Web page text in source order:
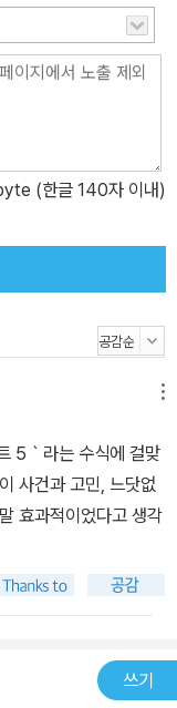
인물들의 말과 행동
다른 경험이 될 것이
부 소속이다. 맷은 경
진다. 같은 레슬링부
마땅하게 여기고, 맷과
관계가 수상하다는
때문에 괴로워하는
한다. 그것은 보란 듯
고 알려진’ 멜라니와 사
시, 확인되지 않은 주
한 방향으로 이끌고,
과 마주하게 되는
들의 팽팽한 대결에서
곡을 대표하는 극작가
주최한 청소년연극
국 전역을 돌며 성황
차 있다. 작가는 범죄
이슈들을 통해 “나는
(한글 140자 이내)
5｀라는 수식에 걸맞
사건과 고민, 느닷없
효과적이었다고 생각
쓰기